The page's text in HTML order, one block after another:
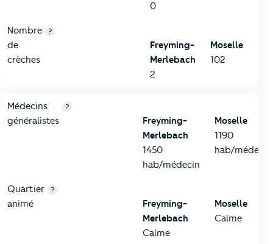
0
Nombre
de
crèches
?
Freyming-
Merlebach
2
Moselle
102
5-Commerces
Critères Freyming-Merlebach
Médecins
généralistes
?
Freyming-
Merlebach
1450
hab/médecin
Moselle
1190
hab/médecin
Quartier
animé
?
Freyming-
Merlebach
Calme
Moselle
Calme